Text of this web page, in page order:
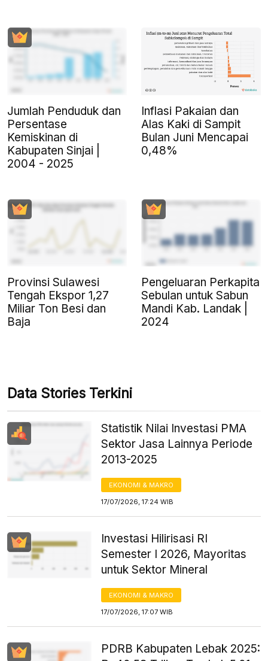
Jumlah Penduduk dan
Persentase
Kemiskinan di
Kabupaten Sinjai |
2004 - 2025
Inflasi Pakaian dan
Alas Kaki di Sampit
Bulan Juni Mencapai
0,48%
Provinsi Sulawesi
Tengah Ekspor 1,27
Miliar Ton Besi dan
Baja
Pengeluaran Perkapita
Sebulan untuk Sabun
Mandi Kab. Landak |
2024
Data Stories Terkini
Statistik Nilai Investasi PMA
Sektor Jasa Lainnya Periode
2013-2025
EKONOMI & MAKRO
17/07/2026, 17:24 WIB
Investasi Hilirisasi RI
Semester I 2026, Mayoritas
untuk Sektor Mineral
EKONOMI & MAKRO
17/07/2026, 17:07 WIB
PDRB Kabupaten Lebak 2025: